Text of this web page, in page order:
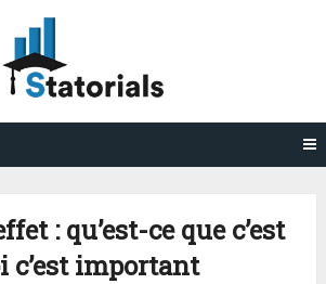
: qu’est-ce que c’est
c’est important